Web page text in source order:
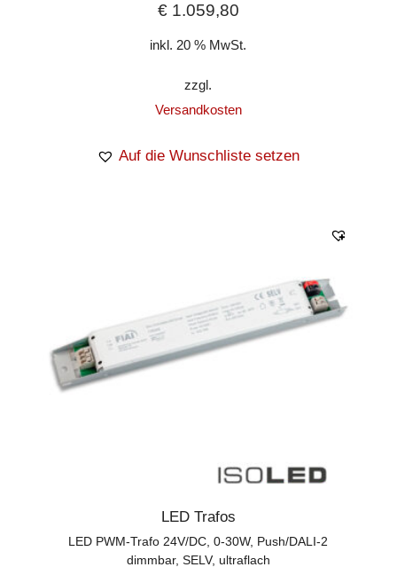
€1.059,80
inkl. 20 % MwSt.
zzgl.
Versandkosten
Auf die Wunschliste setzen
LED Trafos
LED PWM-Trafo 24V/DC, 0-30W, Push/DALI-2
dimmbar, SELV, ultraflach